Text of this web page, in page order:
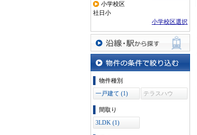
小学校区
社日小
小学校区選択
沿線・駅から探す
物件の条件で絞り込む
物件種別
一戸建て (1)
テラスハウ
間取り
3LDK (1)